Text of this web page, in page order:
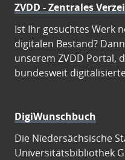
ZVDD - Zentrales
Ist Ihr gesuchtes Werk
digitalen Bestand?
unserem ZVDD Portal,
bundesweit
DigiWunschbuch
Die Niedersächsische
Universitätsbibliothek